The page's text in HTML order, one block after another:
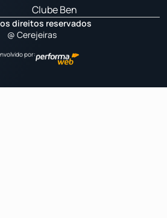
Clube Ben
direitos reservados
@ Cerejeiras
por: